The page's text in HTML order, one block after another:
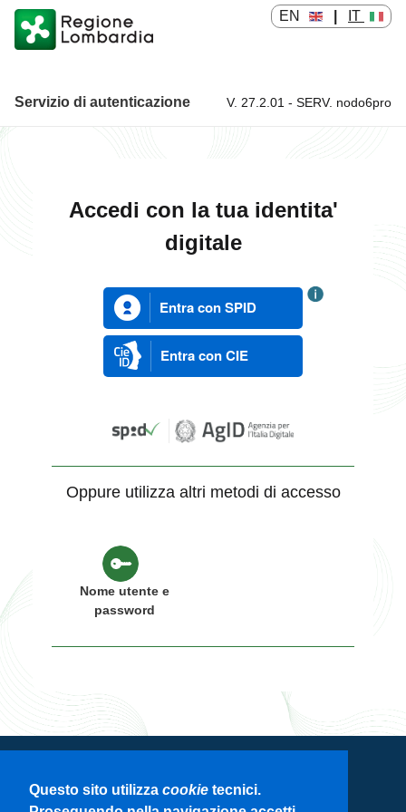
Questo sito utilizza cookie tecnici.
EN IT
Servizio di autenticazione Servizio di autenticazione
V. 27.2.01 - SERV. nodo6pro
Accedi con la tua identita'
digitale
Entra con SPID
Entra con CIE
Oppure utilizza altri metodi di accesso
Nome utente e
password
Servizio di autenticazione di Regione
Lombardia